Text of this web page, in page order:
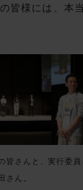
皆様には、本
皆さんと、実行委
さん。